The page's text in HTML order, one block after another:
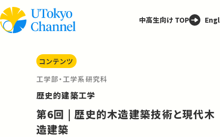
中高生向け TOP
コンテンツ
工学部・工学系研究科
歴史的建築工学
第6回 | 歴史的木造建築技術と現代木
造建築